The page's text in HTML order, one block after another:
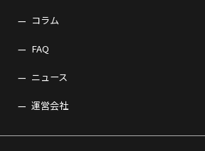
コラム
FAQ
ニュース
運営会社